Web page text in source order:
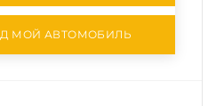
МОЙ АВТОМОБИЛЬ